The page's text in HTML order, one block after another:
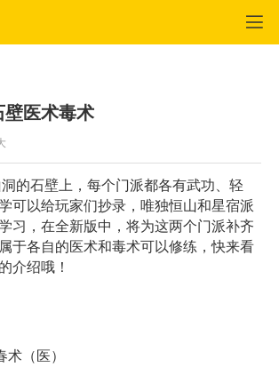
壁医术毒术
的石壁上，每个门派都各有武功、轻
可以给玩家们抄录，唯独恒山和星宿派
习，在全新版中，将为这两个门派补齐
于各自的医术和毒术可以修练，快来看
介绍哦！
（医）